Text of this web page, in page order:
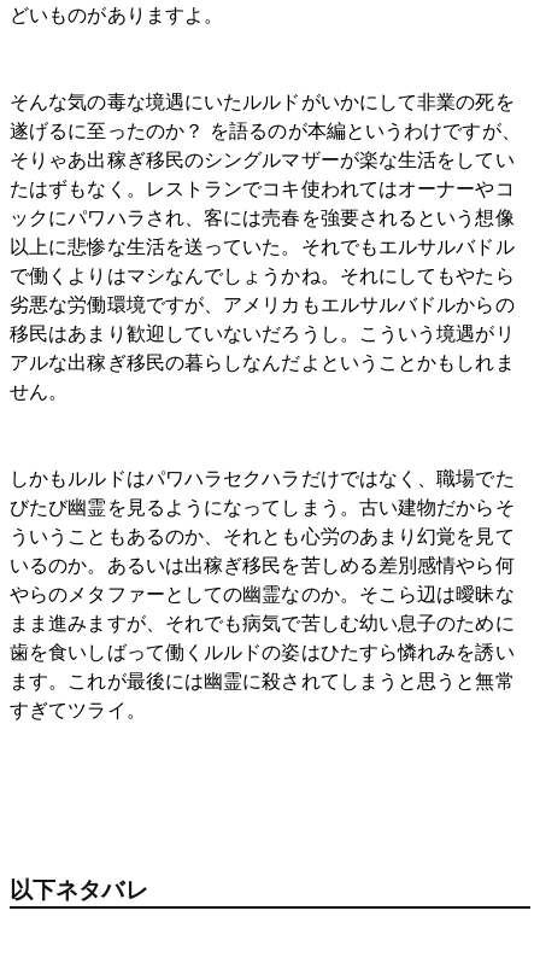
どいものがありますよ。
そんな気の毒な境遇にいたルルドがいかにして非業の死を
遂げるに至ったのか？ を語るのが本編というわけですが、
そりゃあ出稼ぎ移民のシングルマザーが楽な生活をしてい
たはずもなく。レストランでコキ使われてはオーナーやコ
ックにパワハラされ、客には売春を強要されるという想像
以上に悲惨な生活を送っていた。それでもエルサルバドル
で働くよりはマシなんでしょうかね。それにしてもやたら
劣悪な労働環境ですが、アメリカもエルサルバドルからの
移民はあまり歓迎していないだろうし。こういう境遇がリ
アルな出稼ぎ移民の暮らしなんだよということかもしれま
せん。
しかもルルドはパワハラセクハラだけではなく、職場でた
びたび幽霊を見るようになってしまう。古い建物だからそ
ういうこともあるのか、それとも心労のあまり幻覚を見て
いるのか。あるいは出稼ぎ移民を苦しめる差別感情やら何
やらのメタファーとしての幽霊なのか。そこら辺は曖昧な
まま進みますが、それでも病気で苦しむ幼い息子のために
歯を食いしばって働くルルドの姿はひたすら憐れみを誘い
ます。これが最後には幽霊に殺されてしまうと思うと無常
すぎてツライ。
以下ネタバレ